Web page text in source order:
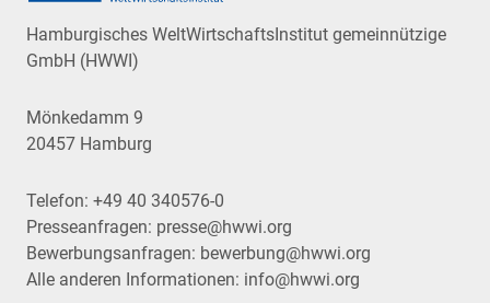
Hamburgisches WeltWirtschaftsInstitut gemeinnützige
GmbH (HWWI)
Mönkedamm 9
20457 Hamburg
Telefon: +49 40 340576-0
Presseanfragen: presse@hwwi.org
Bewerbungsanfragen: bewerbung@hwwi.org
Alle anderen Informationen: info@hwwi.org